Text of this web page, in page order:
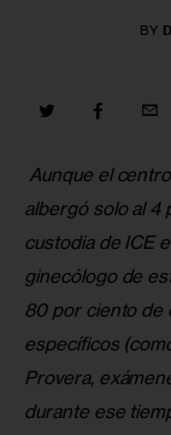
BY
Aunque el
albergó solo al 4
custodia de ICE
ginecólogo de
80 por ciento de
específicos
Provera,
durante ese